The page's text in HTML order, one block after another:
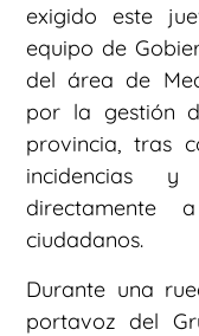
exigido este
equipo de
del área de
por la gestión
provincia, tras
incidencias y
ciudadanos.
Durante una
portavoz del